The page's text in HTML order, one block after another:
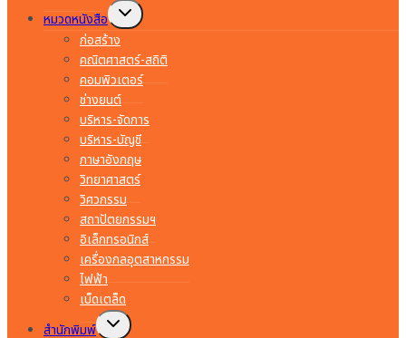
หมวดหนังสือ
Toggle
child
menu
ก่อสร้าง
คณิตศาสตร์-สถิติ
คอมพิวเตอร์
ช่างยนต์
บริหาร-จัดการ
บริหาร-บัญชี
ภาษาอังกฤษ
วิทยาศาสตร์
วิศวกรรม
สถาปัตยกรรมฯ
อิเล็กทรอนิกส์
เครื่องกลอุตสาหกรรม
ไฟฟ้า
เบ็ดเตล็ด
สำนักพิมพ์
Toggle
child